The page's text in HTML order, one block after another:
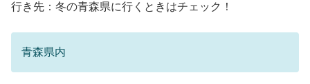
行き先：冬の青森県に行くときはチェック！
青森県内